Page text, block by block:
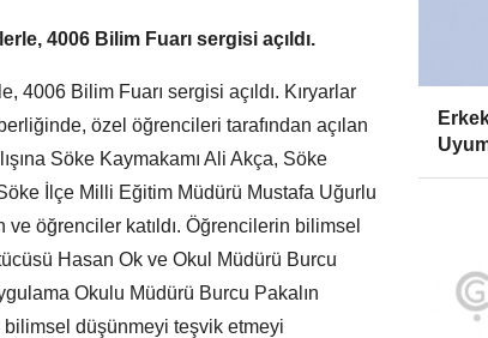
4006 Bilim Fuarı sergisi açıldı.
4006 Bilim Fuarı sergisi açıldı. Kıryarlar
özel öğrencileri tarafından açılan
Söke Kaymakamı Ali Akça, Söke
İlçe Milli Eğitim Müdürü Mustafa Uğurlu
öğrenciler katıldı. Öğrencilerin bilimsel
Hasan Ok ve Okul Müdürü Burcu
Okulu Müdürü Burcu Pakalın
düşünmeyi teşvik etmeyi